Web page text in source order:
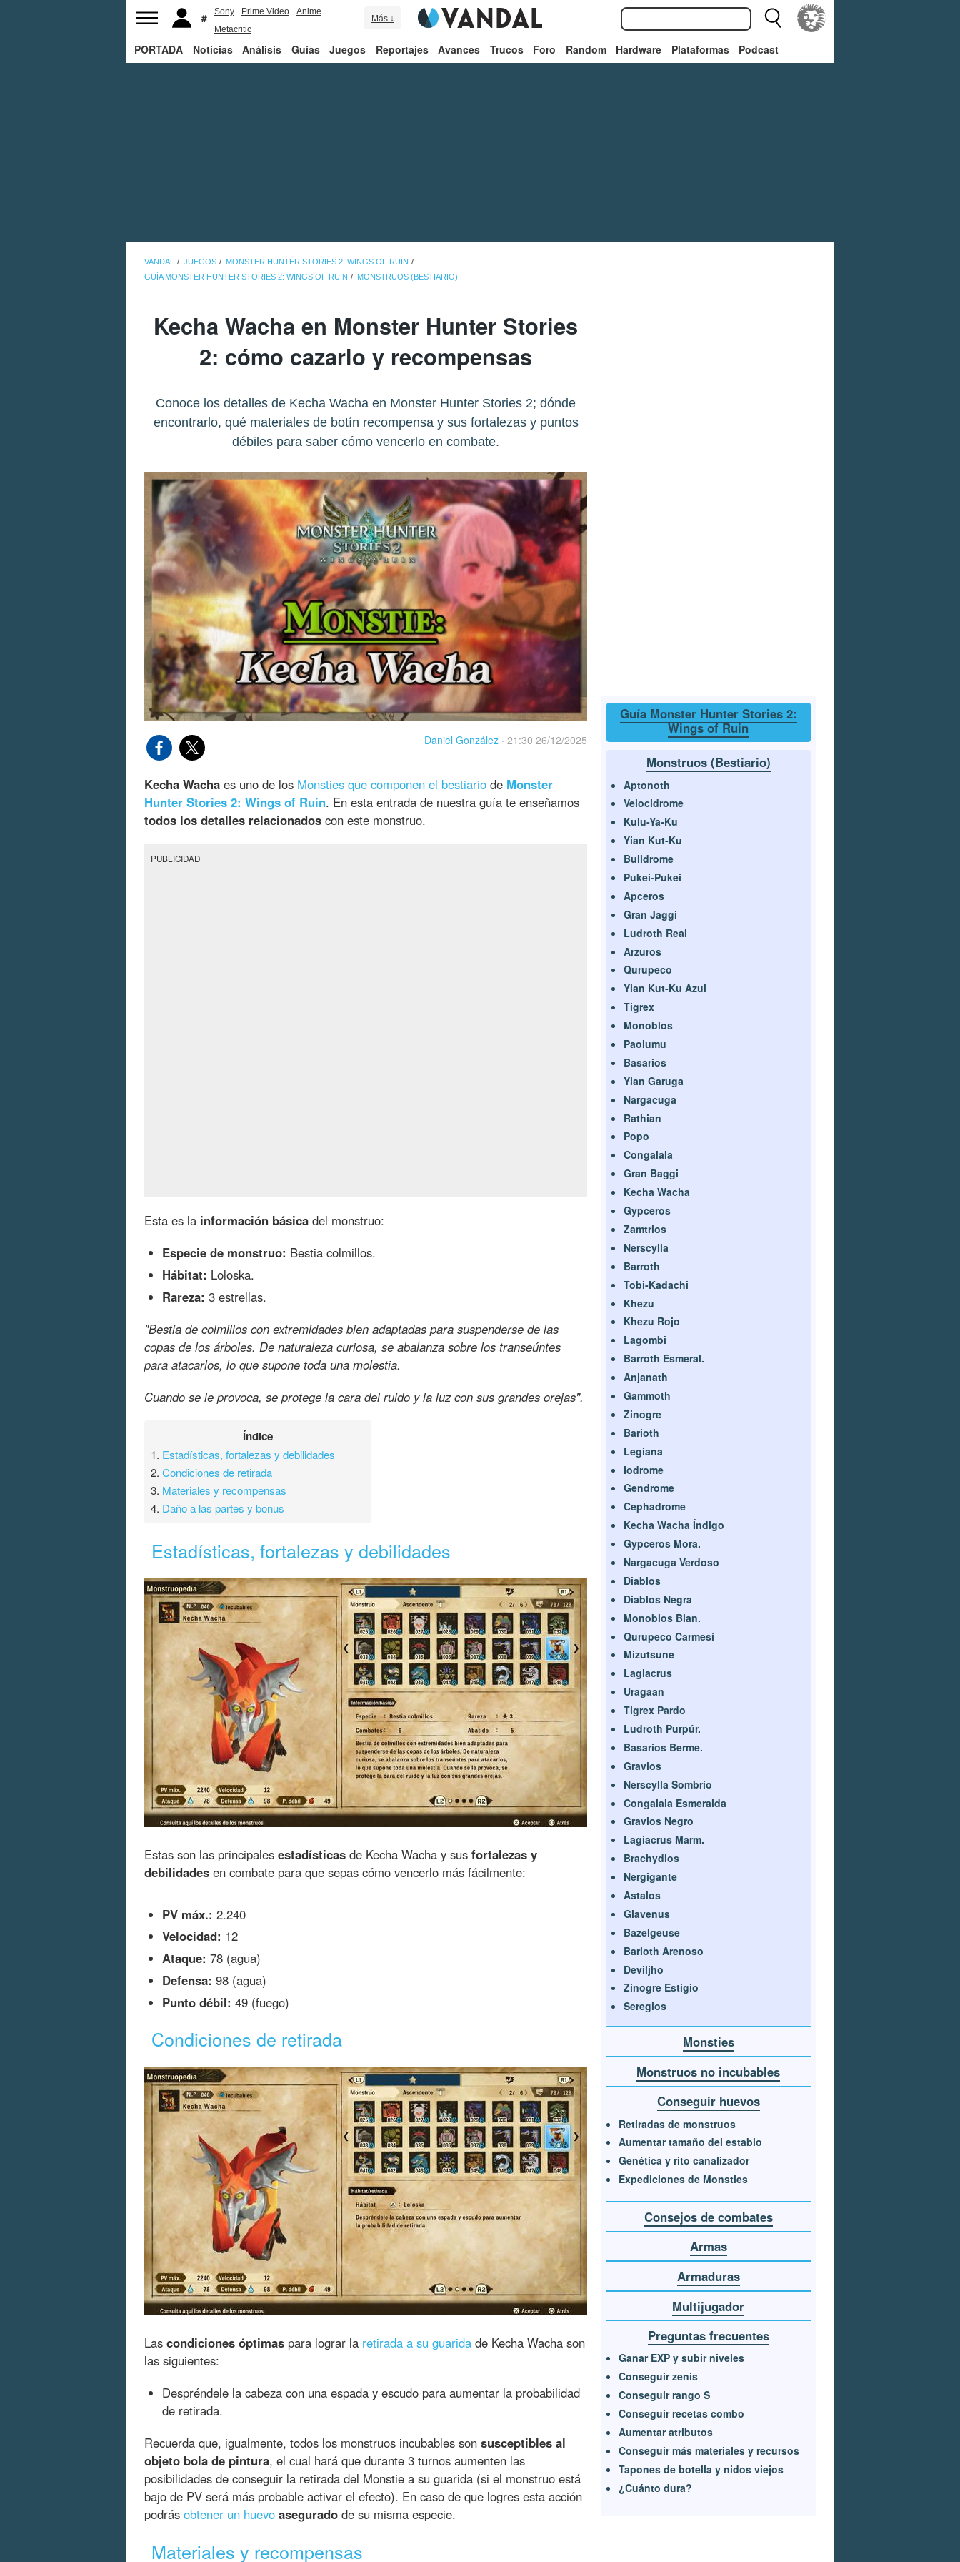
Sony Prime Video
Anime
Metacritic
Más ↓
PORTADA Noticias Análisis Guías Juegos Reportajes Avances Trucos Foro Random Hardware Plataformas Podcast
VANDAL JUEGOS
MONSTER HUNTER STORIES 2: WINGS OF RUIN
GUÍA MONSTER HUNTER STORIES 2: WINGS OF RUIN
MONSTRUOS (BESTIARIO)
Kecha Wacha en Monster Hunter Stories
2: cómo cazarlo y recompensas
Conoce los detalles de Kecha Wacha en Monster Hunter Stories 2; dónde
encontrarlo, qué materiales de botín recompensa y sus fortalezas y puntos
débiles para saber cómo vencerlo en combate.
Daniel González · 21:30 26/12/2025
Kecha Wacha es uno de los Monsties que componen el bestiario de Monster
Hunter Stories 2: Wings of Ruin. En esta entrada de nuestra guía te enseñamos
todos los detalles relacionados con este monstruo.
PUBLICIDAD
Esta es la información básica del monstruo:
Especie de monstruo: Bestia colmillos.
Hábitat: Loloska.
Rareza: 3 estrellas.
"Bestia de colmillos con extremidades bien adaptadas para suspenderse de las
copas de los árboles. De naturaleza curiosa, se abalanza sobre los transeúntes
para atacarlos, lo que supone toda una molestia.
Cuando se le provoca, se protege la cara del ruido y la luz con sus grandes orejas".
Índice
1. Estadísticas, fortalezas y debilidades
2.Condiciones de retirada
3. Materiales y recompensas
4. Daño a las partes y bonus
Estadísticas, fortalezas y debilidades
Estas son las principales estadísticas de Kecha Wacha y sus fortalezas y
debilidades en combate para que sepas cómo vencerlo más fácilmente:
PV máx.: 2.240
Velocidad: 12
Ataque: 78 (agua)
Defensa: 98 (agua)
Punto débil: 49 (fuego)
Condiciones de retirada
Las condiciones óptimas para lograr la retirada a su guarida de Kecha Wacha son
las siguientes:
Despréndele la cabeza con una espada y escudo para aumentar la probabilidad
de retirada.
Recuerda que, igualmente, todos los monstruos incubables son susceptibles al
objeto bola de pintura, el cual hará que durante 3 turnos aumenten las
posibilidades de conseguir la retirada del Monstie a su guarida (si el monstruo está
bajo de PV será más probable activar el efecto). En caso de que logres esta acción
podrás obtener un huevo asegurado de su misma especie.
Materiales y recompensas
Guía Monster Hunter Stories 2:
Wings of Ruin
Monstruos (Bestiario)
Aptonoth
Velocidrome
Kulu-Ya-Ku
Yian Kut-Ku
Bulldrome
Pukei-Pukei
Apceros
Gran Jaggi
Ludroth Real
Arzuros
Qurupeco
Yian Kut-Ku Azul
Tigrex
Monoblos
Paolumu
Basarios
Yian Garuga
Nargacuga
Rathian
Popo
Congalala
Gran Baggi
Kecha Wacha
Gypceros
Zamtrios
Nerscylla
Barroth
Tobi-Kadachi
Khezu
Khezu Rojo
Lagombi
Barroth Esmeral.
Anjanath
Gammoth
Zinogre
Barioth
Legiana
Iodrome
Gendrome
Cephadrome
Kecha Wacha Índigo
Gypceros Mora.
Nargacuga Verdoso
Diablos
Diablos Negra
Monoblos Blan.
Qurupeco Carmesí
Mizutsune
Lagiacrus
Uragaan
Tigrex Pardo
Ludroth Purpúr.
Basarios Berme.
Gravios
Nerscylla Sombrío
Congalala Esmeralda
Gravios Negro
Lagiacrus Marm.
Brachydios
Nergigante
Astalos
Glavenus
Bazelgeuse
Barioth Arenoso
Deviljho
Zinogre Estigio
Seregios
Monsties
Monstruos no incubables
Conseguir huevos
Retiradas de monstruos
Aumentar tamaño del establo
Genética y rito canalizador
Expediciones de Monsties
Consejos de combates
Armas
Armaduras
Multijugador
Preguntas frecuentes
Ganar EXP y subir niveles
Conseguir zenis
Conseguir rango S
Conseguir recetas combo
Aumentar atributos
Conseguir más materiales y recursos
Tapones de botella y nidos viejos
¿Cuánto dura?